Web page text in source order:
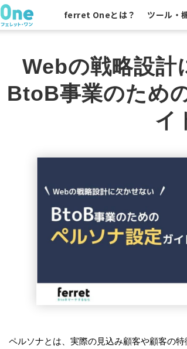
ferret Oneとは？ ツール・
Webの戦略設計
BtoB事業のため
イ
ペルソナとは、実際の見込み顧客や顧客の特